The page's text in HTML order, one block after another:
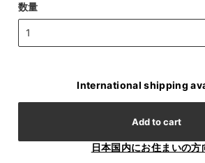
数量
International shipping
Add to cart
日本国内にお住まいの方